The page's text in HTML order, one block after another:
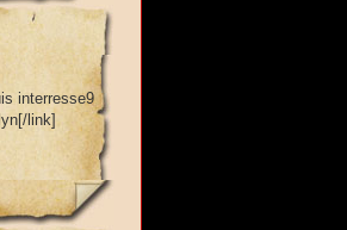
interresse9
link]